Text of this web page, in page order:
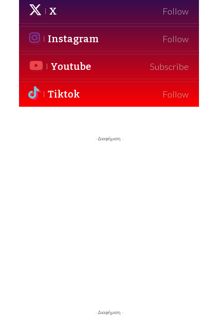
X Follow
Instagram Follow
Youtube Subscribe
Tiktok Follow
- Διαφήμιση -
- Διαφήμιση -